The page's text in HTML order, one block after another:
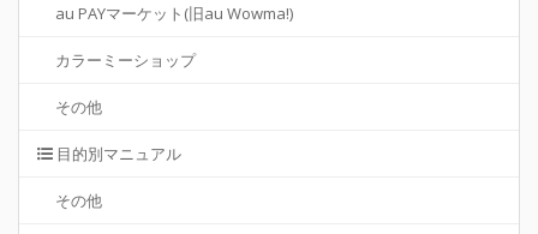
au PAYマーケット(旧au Wowma!)
カラーミーショップ
その他
目的別マニュアル
その他